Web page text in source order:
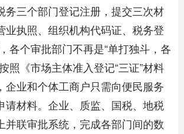
务三个部门登记注册，提交三次材
业执照、组织机构代码证、税务登
各个审批部门不再是“单打独斗，各
照《市场主体准入登记“三证”材料
企业和个体工商户只需向便民服务
请材料。企业、质监、国税、地税
并联审批系统，完成各部门间的数